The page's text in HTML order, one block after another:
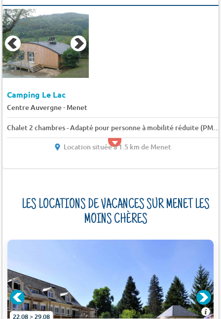
Camping Le Lac
Centre Auvergne- Menet
Chalet 2 chambres - Adapté pour personne à mobilité réduite (PMR) 6 pers.
Location située à 1.5 km de Menet
LES LOCATIONS DE VACANCES SUR MENET LES
MOINS CHÈRES
22.08 > 29.08